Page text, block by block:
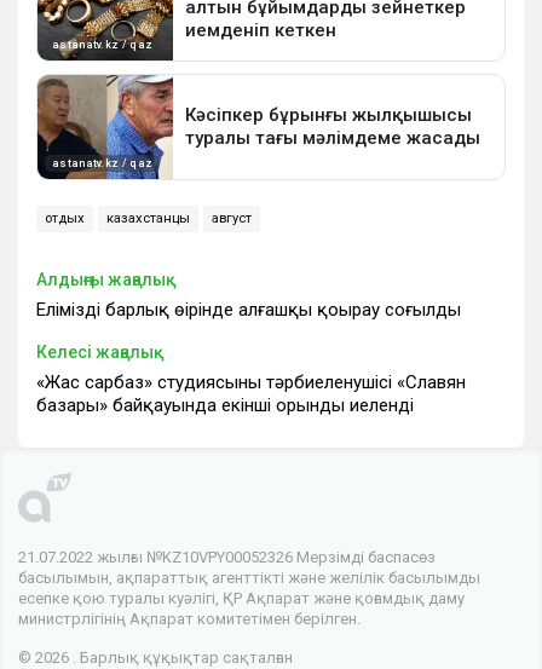
отдых казахстанцы август
Алдыңғы жаңалық
Еліміздің барлық өңірінде алғашқы қоңырау соғылды
Келесі жаңалық
«Жас сарбаз» студиясының тәрбиеленушісі «Славян
базары» байқауында екінші орынды иеленді
21.07.2022 жылғы №KZ10VPY00052326 Мерзімді баспасөз
басылымын, ақпараттық агенттікті және желілік басылымды
есепке қою туралы куәлігі, ҚР Ақпарат және қоғамдық даму
министрлігінің Ақпарат комитетімен берілген.
© 2026 . Барлық құқықтар сақталған